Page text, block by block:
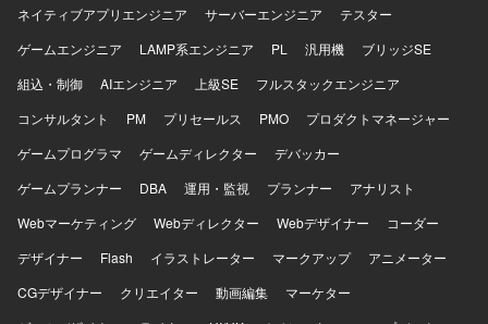
ネイティブアプリエンジニア
サーバーエンジニア
テスター
ゲームエンジニア
LAMP系エンジニア PL 汎用機
ブリッジSE
組込・制御
AIエンジニア 上級SE
フルスタックエンジニア
コンサルタント
PM プリセールス PMO
プロダクトマネージャー
ゲームプログラマ
ゲームディレクター
デバッカー
ゲームプランナー
DBA 運用・監視 プランナー
アナリスト
Webマーケティング
Webディレクター Webデザイナー
コーダー
デザイナー
Flash イラストレーター マークアップ
アニメーター
CGデザイナー
クリエイター 動画編集
マーケター